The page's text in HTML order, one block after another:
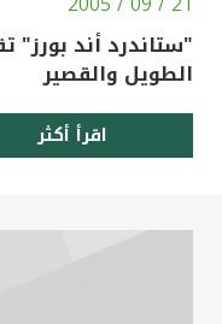
الطويل والقصير
اقرأ أكثر